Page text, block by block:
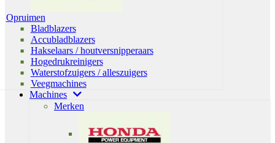
Opruimen
Bladblazers
Accubladblazers
Hakselaars / houtversnipperaars
Hogedrukreinigers
Waterstofzuigers / alleszuigers
Veegmachines
Machines
Merken